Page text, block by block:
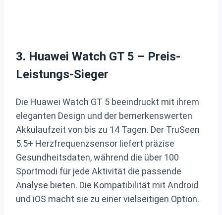
3. Huawei Watch GT 5 – Preis-
Leistungs-Sieger
Die Huawei Watch GT 5 beeindruckt mit ihrem
eleganten Design und der bemerkenswerten
Akkulaufzeit von bis zu 14 Tagen. Der TruSeen
5.5+ Herzfrequenzsensor liefert präzise
Gesundheitsdaten, während die über 100
Sportmodi für jede Aktivität die passende
Analyse bieten. Die Kompatibilität mit Android
und iOS macht sie zu einer vielseitigen Option.